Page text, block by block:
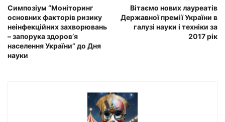
Симпозіум “Моніторинг
основних факторів ризику
неінфекційних захворювань
– запорука здоров’я
населення України” до Дня
науки
Вітаємо нових лауреатів
Державної премії України в
галузі науки і техніки за
2017 рік